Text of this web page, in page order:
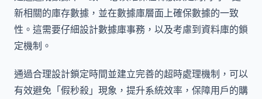
新相關的庫存數據，並在數據庫層面上確保數據的一致
性。這需要仔細設計數據庫事務，以及考慮到資料庫的鎖
定機制。
通過合理設計鎖定時間並建立完善的超時處理機制，可以
有效避免「假秒殺」現象，提升系統效率，保障用戶的購